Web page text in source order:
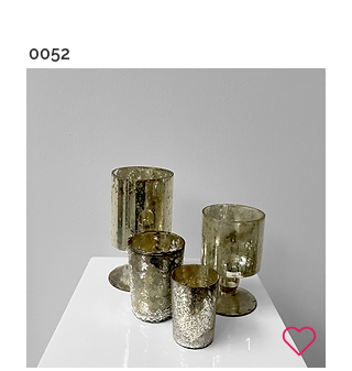
0052